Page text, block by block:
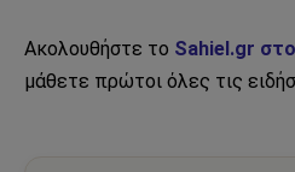
Ακολουθήστε το Sahiel.gr
μάθετε πρώτοι όλες τις